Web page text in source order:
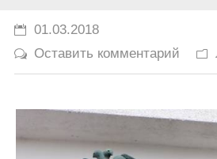
01.03.2018
Оставить комментарий